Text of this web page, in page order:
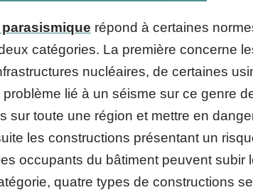
parasismique répond à certaines
catégories. La première concerne
nucléaires, de certaines
problème lié à un séisme sur ce genre
sur toute une région et mettre en
les constructions présentant un
occupants du bâtiment peuvent subir
quatre types de constructions